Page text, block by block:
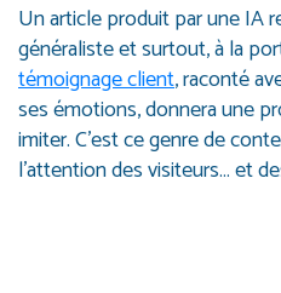
Un article produit par une IA
généraliste et surtout, à la
témoignage client, raconté
ses émotions, donnera une
imiter. C’est ce genre de
l’attention des visiteurs… et